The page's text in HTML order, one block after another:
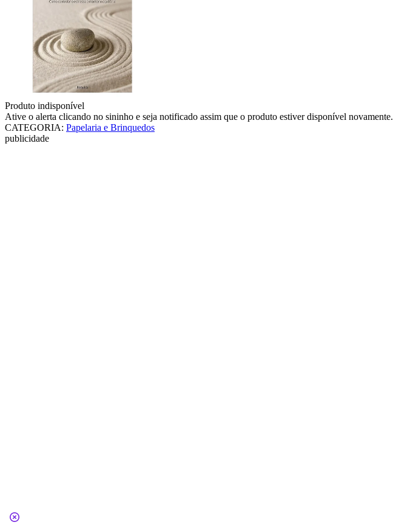
Produto indisponível
Ative o alerta clicando no sininho e seja notificado assim que o produto estiver disponível novamente.
CATEGORIA: Papelaria e Brinquedos
publicidade